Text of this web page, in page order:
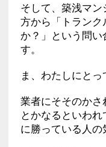
そして、築浅マ
方から「トラン
か？」という問
す。
ま、わたしにとっ
業者にそそのか
とかなるといわ
に勝っている人の